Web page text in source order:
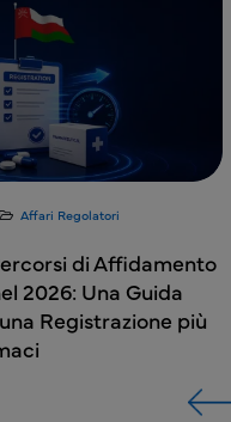
Affari Regolatori
di Affidamento
2026: Una Guida
Registrazione più